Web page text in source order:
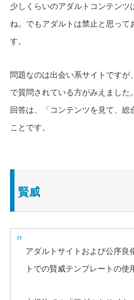
少しくらいのアダルトコンテンツ
ね。でもアダルトは禁止と思って
す。
問題なのは出会い系サイト ですが
で質問されている方がみえました。
回答は、「コンテンツを見て、総
ことです。
賢威
アダルトサイトおよび公序良
トでの賢威テンプレートの使